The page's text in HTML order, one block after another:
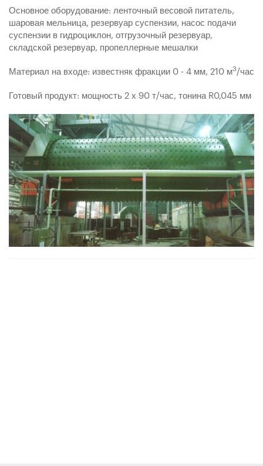
Основное оборудование: ленточный весовой питатель,
шаровая мельница, резервуар суспензии, насос подачи
суспензии в гидроциклон, отгрузочный резервуар,
складской резервуар, пропеллерные мешалки
Материал на входе: известняк фракции 0 - 4 мм, 210 м3/час
Готовый продукт: мощность 2 х 90 т/час, тонина R0,045 мм